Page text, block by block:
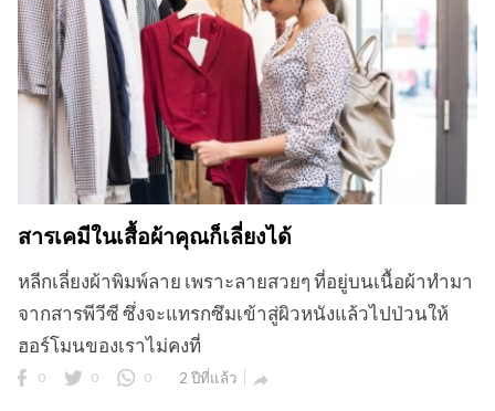
สารเคมีในเสื้อผ้าคุณก็เลี่ยงได้
หลีกเลี่ยงผ้าพิมพ์ลาย เพราะลายสวยๆ ที่อยู่บนเนื้อผ้าทำมา
จากสารพีวีซี ซึ่งจะแทรกซึมเข้าสู่ผิวหนังแล้วไปป่วนให้
ฮอร์โมนของเราไม่คงที่
0 0 0 2 ปีที่แล้ว 